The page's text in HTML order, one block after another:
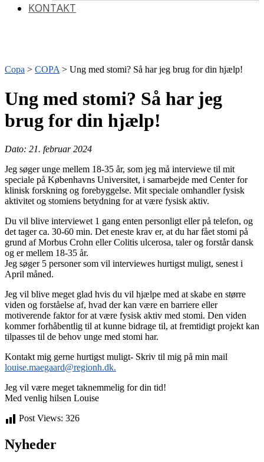
KONTAKT
Copa > COPA> Ung med stomi? Så har jeg brug for din hjælp!
Ung med stomi? Så har jeg
brug for din hjælp!
Dato: 21. februar 2024
Jeg søger unge mellem 18-35 år, som jeg må interviewe til mit
speciale på Københavns Universitet, i samarbejde med Center for
klinisk forskning og forebyggelse. Mit speciale omhandler fysisk
aktivitet og stomiens betydning for at være fysisk aktiv.
Du vil blive interviewet 1 gang enten personligt eller på telefon, og
det tager ca. 30-60 min. Det eneste krav er, at du har fået stomi på
grund af Morbus Crohn eller Colitis ulcerosa, taler og forstår dansk
og er mellem 18-35 år.
Jeg søger 5 personer som vil interviewes hurtigst muligt, senest i
April måned.
Jeg vil blive meget glad hvis du vil hjælpe med at skabe en større
viden og forståelse af, hvad der kan være en barriere eller
motiverende faktor for at være fysisk aktiv med stomi. Den viden
kommer forhåbentlig til at kunne bidrage til, at fremtidigt projekt kan
tilpasses til de behov unge med stomi har.
Kontakt mig gerne hurtigst muligt- Skriv til mig på min mail
louise.maegaard@regionh.dk.
Jeg vil være meget taknemmelig for din tid!
Med venlig hilsen Louise
Post Views: 326
Nyheder